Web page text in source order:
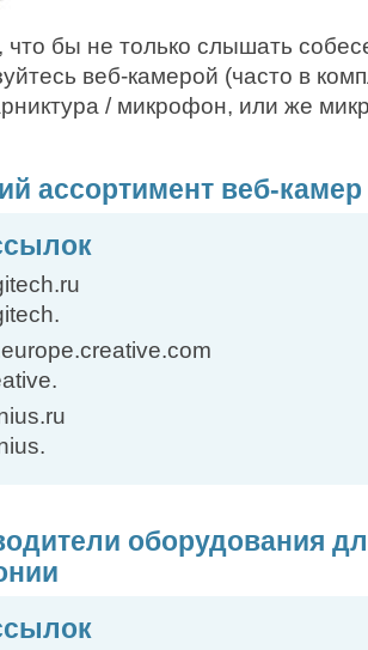
что бы не только слышать
веб-камерой (часто в
/ микрофон, или же
ассортимент веб-
оборудования